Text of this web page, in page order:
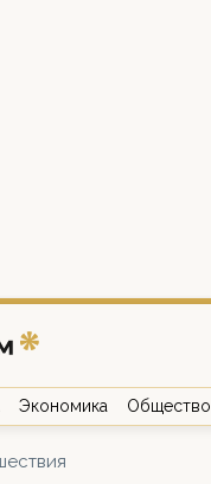
Экономика Общество